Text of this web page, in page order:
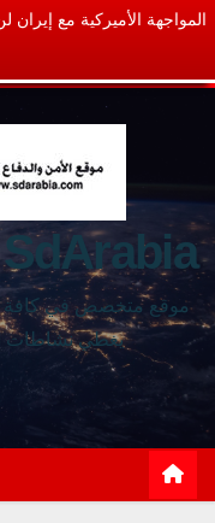
المواجهة الأميركية مع إيران
SdArabia
موقع متخصص في كافة
يغطي نشاطات